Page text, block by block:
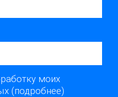
моих
(подробнее)